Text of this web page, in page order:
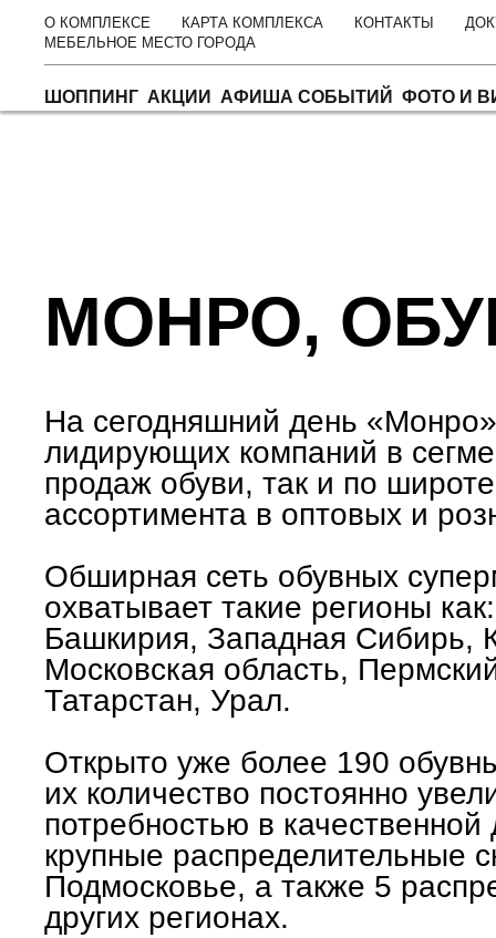
О КОМПЛЕКСЕ КАРТА КОМПЛЕКСА КОНТАКТЫ
МЕБЕЛЬНОЕ МЕСТО ГОРОДА
ШОППИНГ АКЦИИ АФИША СОБЫТИЙ ФОТО И
МОНРО,
На сегодняшний день
лидирующих компаний в
продаж обуви, так и по
ассортимента в оптовых и
Обширная сеть обувных
охватывает такие регионы
Башкирия, Западная Сибирь,
Московская область,
Татарстан, Урал.
Открыто уже более 190
их количество постоянно
потребностью в
крупные распределительные
Подмосковье, а также 5
других регионах.